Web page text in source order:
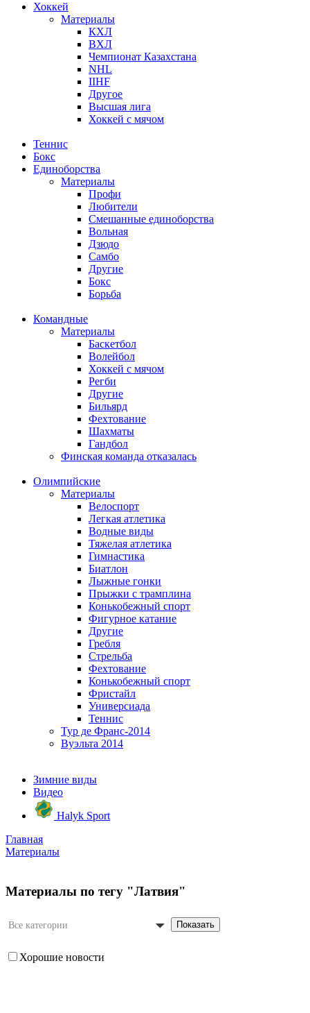
Хоккей
Материалы
КХЛ
ВХЛ
Чемпионат Казахстана
NHL
IIHF
Другое
Высшая лига
Хоккей с мячом
Теннис
Бокс
Единоборства
Материалы
Профи
Любители
Смешанные единоборства
Вольная
Дзюдо
Самбо
Другие
Бокс
Борьба
Командные
Материалы
Баскетбол
Волейбол
Хоккей с мячом
Регби
Другие
Бильярд
Фехтование
Шахматы
Гандбол
Финская команда отказалась
Олимпийские
Материалы
Велоспорт
Легкая атлетика
Водные виды
Тяжелая атлетика
Гимнастика
Биатлон
Лыжные гонки
Прыжки с трамплина
Конькобежный спорт
Фигурное катание
Другие
Гребля
Стрельба
Фехтование
Конькобежный спорт
Фристайл
Универсиада
Теннис
Тур де Франс-2014
Вуэльта 2014
Зимние виды
Видео
Halyk Sport
Главная
Материалы
Материалы по тегу "Латвия"
Все категории Показать
Хорошие новости